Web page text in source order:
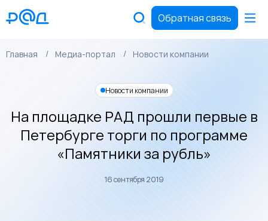
Обратная связь
Главная Медиа-портал Новости компании
Новости компании
На площадке РАД прошли первые в
Петербурге торги по программе
«Памятники за рубль»
16 сентября 2019